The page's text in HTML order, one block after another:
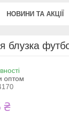
НОВИНИ ТА АКЦІЇ
блузка
оптом
₴